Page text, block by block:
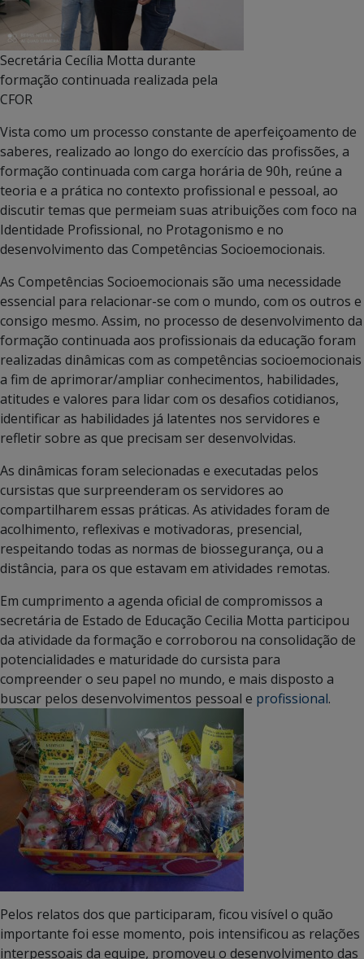
Secretária Cecília Motta durante
formação continuada realizada pela
CFOR
Vista como um processo constante de aperfeiçoamento de
saberes, realizado ao longo do exercício das profissões, a
formação continuada com carga horária de 90h, reúne a
teoria e a prática no contexto profissional e pessoal, ao
discutir temas que permeiam suas atribuições com foco na
Identidade Profissional, no Protagonismo e no
desenvolvimento das Competências Socioemocionais.
As Competências Socioemocionais são uma necessidade
essencial para relacionar-se com o mundo, com os outros e
consigo mesmo. Assim, no processo de desenvolvimento da
formação continuada aos profissionais da educação foram
realizadas dinâmicas com as competências socioemocionais
a fim de aprimorar/ampliar conhecimentos, habilidades,
atitudes e valores para lidar com os desafios cotidianos,
identificar as habilidades já latentes nos servidores e
refletir sobre as que precisam ser desenvolvidas.
As dinâmicas foram selecionadas e executadas pelos
cursistas que surpreenderam os servidores ao
compartilharem essas práticas. As atividades foram de
acolhimento, reflexivas e motivadoras, presencial,
respeitando todas as normas de biossegurança, ou a
distância, para os que estavam em atividades remotas.
Em cumprimento a agenda oficial de compromissos a
secretária de Estado de Educação Cecilia Motta participou
da atividade da formação e corroborou na consolidação de
potencialidades e maturidade do cursista para
compreender o seu papel no mundo, e mais disposto a
buscar pelos desenvolvimentos pessoal e profissional.
Pelos relatos dos que participaram, ficou visível o quão
importante foi esse momento, pois intensificou as relações
interpessoais da equipe, promoveu o desenvolvimento das